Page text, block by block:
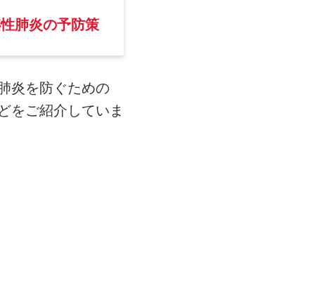
肺炎の予防策
炎を防ぐための
をご紹介していま